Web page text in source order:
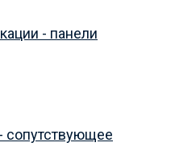
- панели
сопутствующее